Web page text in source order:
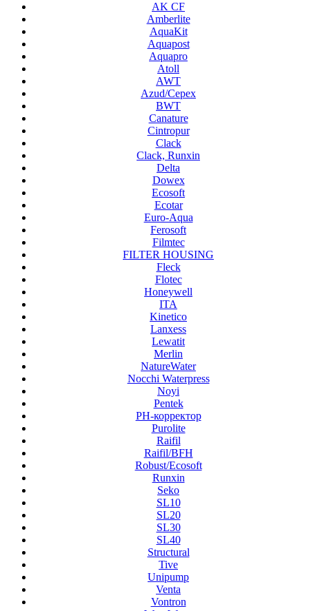
AK CF
Amberlite
AquaKit
Aquapost
Aquapro
Atoll
AWT
Azud/Cepex
BWT
Canature
Cintropur
Clack
Clack, Runxin
Delta
Dowex
Ecosoft
Ecotar
Euro-Aqua
Ferosoft
Filmtec
FILTER HOUSING
Fleck
Flotec
Honeywell
ITA
Kinetico
Lanxess
Lewatit
Merlin
NatureWater
Nocchi Waterpress
Noyi
Pentek
PH-корректор
Purolite
Raifil
Raifil/BFH
Robust/Ecosoft
Runxin
Seko
SL10
SL20
SL30
SL40
Structural
Tive
Unipump
Venta
Vontron